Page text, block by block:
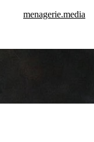
menagerie.media